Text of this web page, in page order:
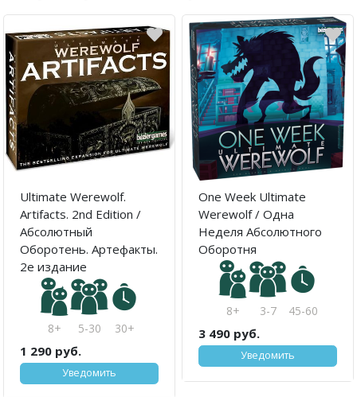
Ultimate Werewolf.
Artifacts. 2nd Edition /
Абсолютный
Оборотень. Артефакты.
2е издание
8+ 5-30 30+
1 290 руб.
Уведомить
One Week Ultimate
Werewolf / Одна
Неделя Абсолютного
Оборотня
8+ 3-7 45-60
3 490 руб.
Уведомить